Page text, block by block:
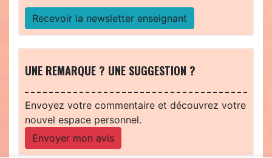
Recevoir la newsletter enseignant
UNE REMARQUE ? UNE SUGGESTION ?
Envoyez votre commentaire et découvrez votre
nouvel espace personnel.
Envoyer mon avis